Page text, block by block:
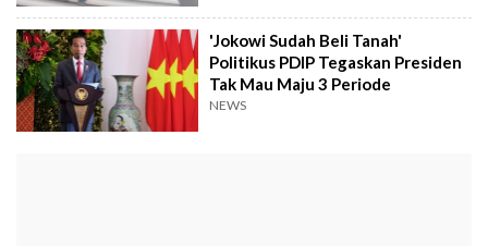
'Jokowi Sudah Beli Tanah'
Politikus PDIP Tegaskan Presiden
Tak Mau Maju 3 Periode
NEWS